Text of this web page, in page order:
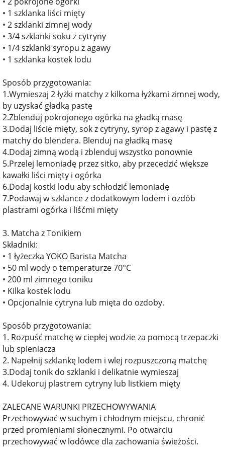
• 1 szklanka liści mięty
• 2 szklanki zimnej wody
• 3/4 szklanki soku z cytryny
• 1/4 szklanki syropu z agawy
• 1 szklanka kostek lodu
Sposób przygotowania:
1.Wymieszaj 2 łyżki matchy z kilkoma łyżkami zimnej wody,
by uzyskać gładką pastę
2.Zblenduj pokrojonego ogórka na gładką masę
3.Dodaj liście mięty, sok z cytryny, syrop z agawy i pastę z
matchy do blendera. Blenduj na gładką masę
4.Dodaj zimną wodą i zblenduj wszystko ponownie
5.Przelej lemoniadę przez sitko, aby przecedzić większe
kawałki liści mięty i ogórka
6.Dodaj kostki lodu aby schłodzić lemoniadę
7.Podawaj w szklance z dodatkowym lodem i ozdób
plastrami ogórka i liśćmi mięty
3. Matcha z Tonikiem
Składniki:
• 1 łyżeczka YOKO Barista Matcha
• 50 ml wody o temperaturze 70°C
• 200 ml zimnego toniku
• Kilka kostek lodu
• Opcjonalnie cytryna lub mięta do ozdoby.
Sposób przygotowania:
1. Rozpuść matchę w ciepłej wodzie za pomocą trzepaczki
lub spieniacza
2. Napełnij szklankę lodem i wlej rozpuszczoną matchę
3.Dodaj tonik do szklanki i delikatnie wymieszaj
4. Udekoruj plastrem cytryny lub listkiem mięty
ZALECANE WARUNKI PRZECHOWYWANIA
Przechowywać w suchym i chłodnym miejscu, chronić
przed promieniami słonecznymi. Po otwarciu
przechowywać w lodówce dla zachowania świeżości.